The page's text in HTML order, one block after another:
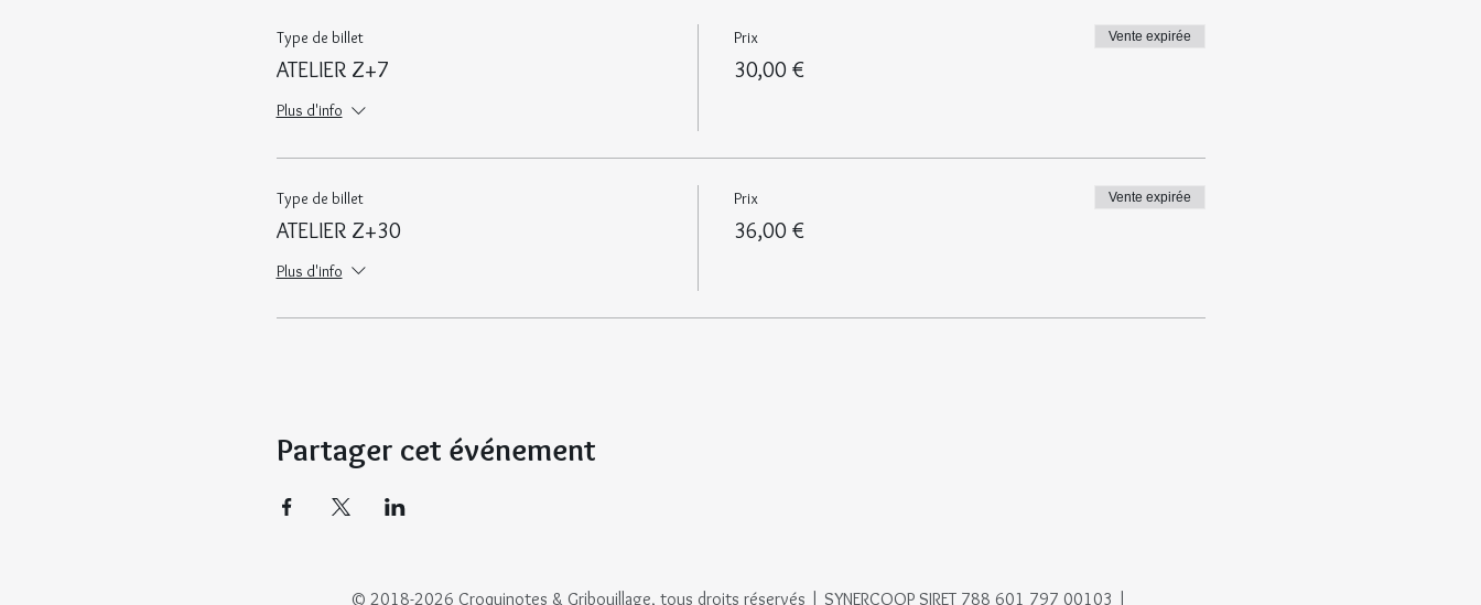
Type de billet
ATELIER Z+7
Plus d'info
Prix
30,00 €
Vente expirée
Type de billet
ATELIER Z+30
Plus d'info
Prix
36,00 €
Vente expirée
Partager cet événement
© 2018-2026 Croquinotes & Gribouillage, tous droits réservés | SYNERCOOP SIRET 788 601 797 00103 |